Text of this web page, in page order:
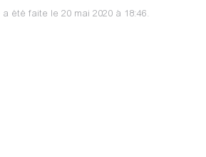
été faite le 20 mai 2020 à 18:46.